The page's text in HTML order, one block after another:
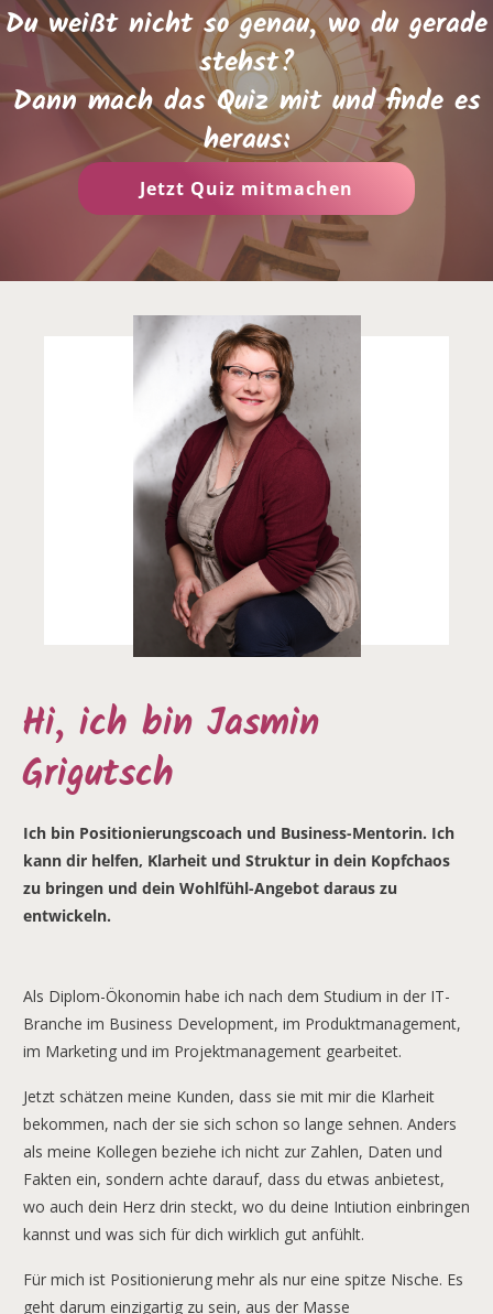
Du weißt nicht so genau, wo du gerade
stehst?
Dann mach das Quiz mit und finde es
heraus:
Jetzt Quiz mitmachen
Hi, ich bin Jasmin
Grigutsch
Ich bin Positionierungscoach und Business-Mentorin. Ich
kann dir helfen, Klarheit und Struktur in dein Kopfchaos
zu bringen und dein Wohlfühl-Angebot daraus zu
entwickeln.
Als Diplom-Ökonomin habe ich nach dem Studium in der IT-
Branche im Business Development, im Produktmanagement,
im Marketing und im Projektmanagement gearbeitet.
Jetzt schätzen meine Kunden, dass sie mit mir die Klarheit
bekommen, nach der sie sich schon so lange sehnen. Anders
als meine Kollegen beziehe ich nicht zur Zahlen, Daten und
Fakten ein, sondern achte darauf, dass du etwas anbietest,
wo auch dein Herz drin steckt, wo du deine Intiution einbringen
kannst und was sich für dich wirklich gut anfühlt.
Für mich ist Positionierung mehr als nur eine spitze Nische. Es
geht darum einzigartig zu sein, aus der Masse